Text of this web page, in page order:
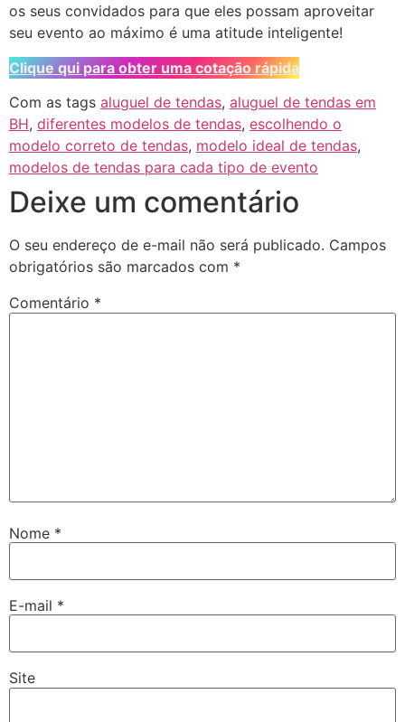
os seus convidados para que eles possam aproveitar
seu evento ao máximo é uma atitude inteligente!
Clique qui para obter uma cotação rápida
Com as tags aluguel de tendas, aluguel de tendas em
BH, diferentes modelos de tendas, escolhendo o
modelo correto de tendas, modelo ideal de tendas,
modelos de tendas para cada tipo de evento
Deixe um comentário
O seu endereço de e-mail não será publicado. Campos
obrigatórios são marcados com *
Comentário *
Nome *
E-mail *
Site